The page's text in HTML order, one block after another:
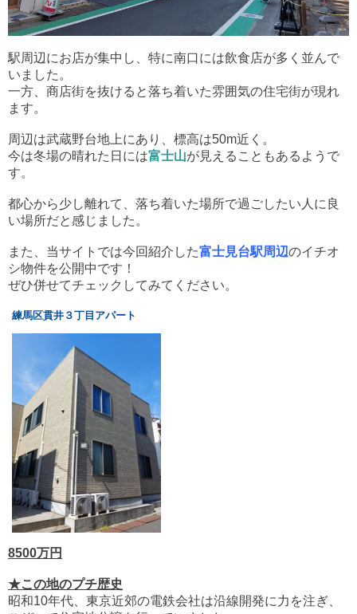
駅周辺にお店が集中し、特に南口には飲食店が多く並んで
いました。
一方、商店街を抜けると落ち着いた雰囲気の住宅街が現れ
ます。
周辺は武蔵野台地上にあり、標高は50m近く。
今は冬場の晴れた日には富士山が見えることもあるようで
す。
都心から少し離れて、落ち着いた場所で過ごしたい人に良
い場所だと感じました。
また、当サイトでは今回紹介した富士見台駅周辺のイチオ
シ物件を公開中です！
ぜひ併せてチェックしてみてください。
練馬区貫井３丁目アパート
8500万円
★この地のプチ歴史
昭和10年代、東京近郊の電鉄会社は沿線開発に力を注ぎ、